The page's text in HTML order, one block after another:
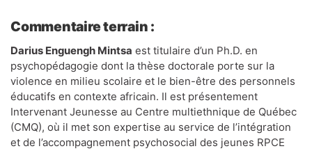
Commentaire terrain :
Darius Enguengh Mintsa est titulaire d’un Ph.D. en
psychopédagogie dont la thèse doctorale porte sur la
violence en milieu scolaire et le bien-être des personnels
éducatifs en contexte africain. Il est présentement
Intervenant Jeunesse au Centre multiethnique de Québec
(CMQ), où il met son expertise au service de l’intégration
et de l’accompagnement psychosocial des jeunes RPCE